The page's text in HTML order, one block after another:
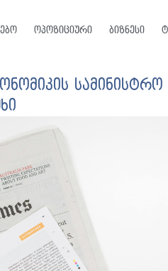
ოპოზიციური ბიზნესი